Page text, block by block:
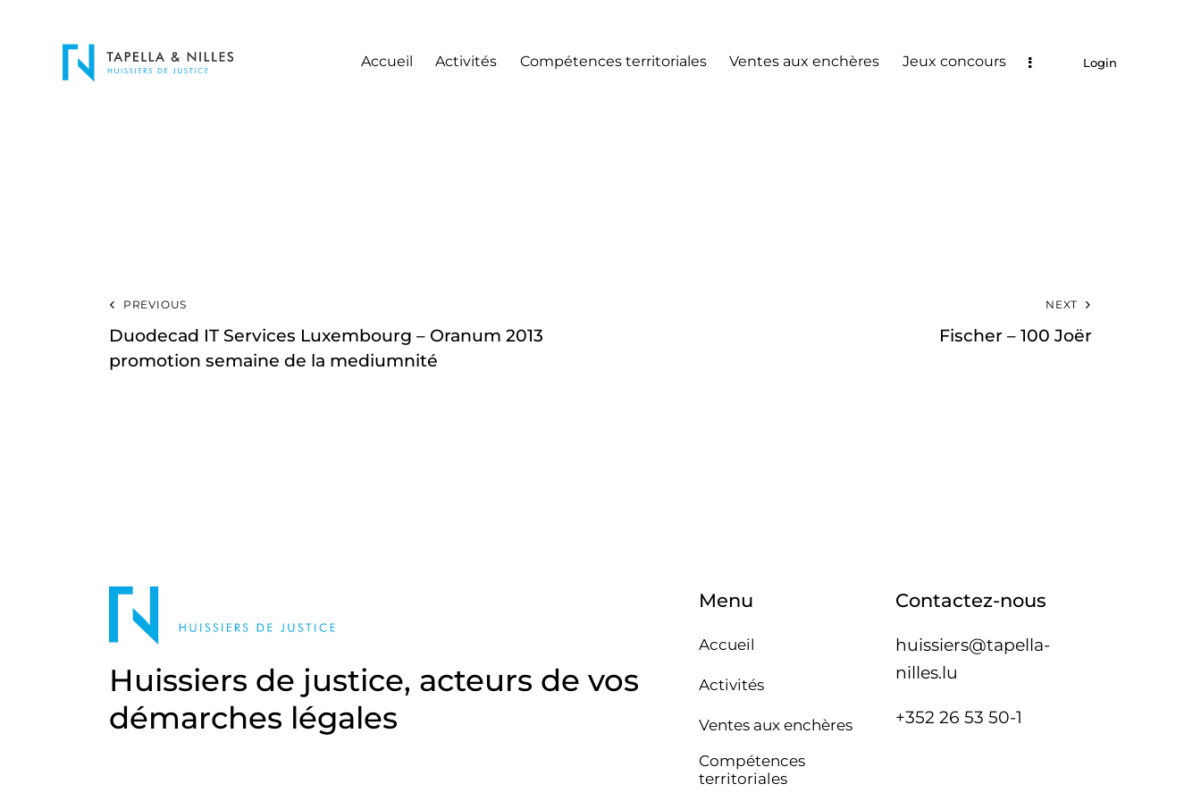
Accueil Activités Compétences territoriales Ventes aux enchères Jeux concours Login
PREVIOUS
Duodecad IT Services Luxembourg – Oranum 2013
promotion semaine de la mediumnité
NEXT
Fischer – 100 Joër
Huissiers de justice, acteurs de vos
démarches légales
Menu
Accueil
Activités
Ventes aux enchères
Compétences
territoriales
Contactez-nous
huissiers@tapella-
nilles.lu
+352 26 53 50-1